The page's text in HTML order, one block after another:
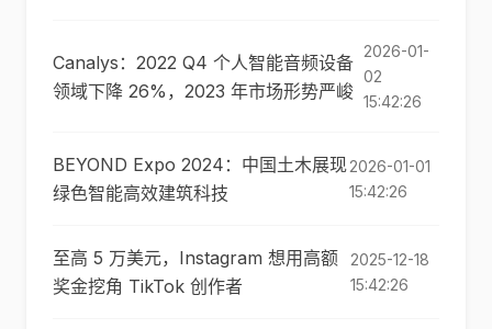
Canalys：2022 Q4 个人智能音频设备
领域下降 26%，2023 年市场形势严峻
2026-01-
02
15:42:26
BEYOND Expo 2024：中国土木展现
绿色智能高效建筑科技
2026-01-01
15:42:26
至高 5 万美元，Instagram 想用高额
奖金挖角 TikTok 创作者
2025-12-18
15:42:26